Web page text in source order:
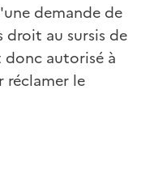
demande de
droit au sursis de
autorisé à
réclamer le